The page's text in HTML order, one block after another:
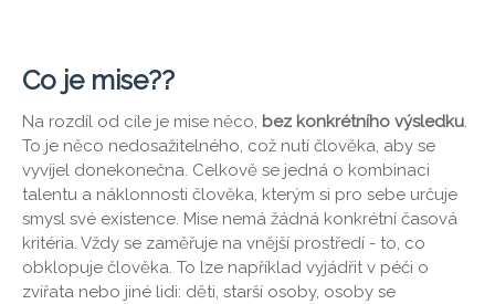
Co je mise??
Na rozdíl od cíle je mise něco, bez konkrétního výsledku.
To je něco nedosažitelného, ​​což nutí člověka, aby se
vyvíjel donekonečna. Celkově se jedná o kombinaci
talentu a náklonnosti člověka, kterým si pro sebe určuje
smysl své existence. Mise nemá žádná konkrétní časová
kritéria. Vždy se zaměřuje na vnější prostředí - to, co
obklopuje člověka. To lze například vyjádřit v péči o
zvířata nebo jiné lidi: děti, starší osoby, osoby se